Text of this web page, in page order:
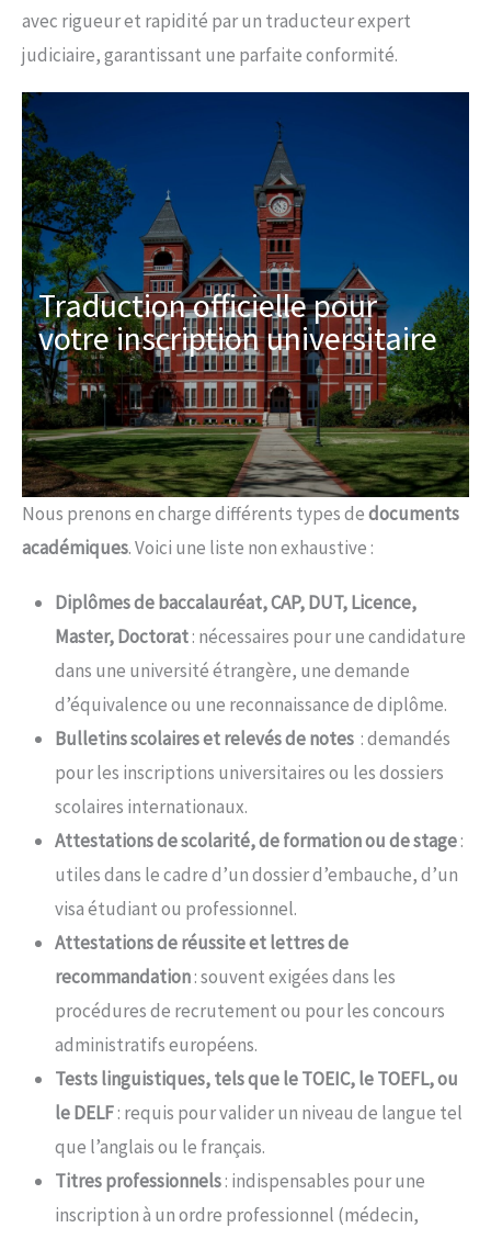
avec rigueur et rapidité par un traducteur expert
judiciaire, garantissant une parfaite conformité.
Traduction officielle pour
votre inscription universitaire
Nous prenons en charge différents types dedocuments
académiques. Voici une liste non exhaustive :
Diplômes de baccalauréat, CAP, DUT, Licence,
Master, Doctorat: nécessaires pour une candidature
dans une université étrangère, une demande
d’équivalence ou une reconnaissance de diplôme.
Bulletins scolaires et relevés de notes : demandés
pour les inscriptions universitaires ou les dossiers
scolaires internationaux.
Attestations de scolarité, de formation ou de stage:
utiles dans le cadre d’un dossier d’embauche, d’un
visa étudiant ou professionnel.
Attestations de réussite et lettres de
recommandation: souvent exigées dans les
procédures de recrutement ou pour les concours
administratifs européens.
Tests linguistiques, tels que le TOEIC, le TOEFL, ou
le DELF: requis pour valider un niveau de langue tel
que l’anglais ou le français.
Titres professionnels: indispensables pour une
inscription à un ordre professionnel (médecin,